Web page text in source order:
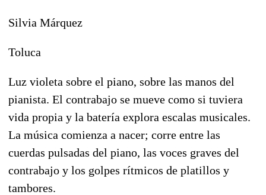
Silvia Márquez
Toluca
Luz violeta sobre el piano, sobre las manos del
pianista. El contrabajo se mueve como si tuviera
vida propia y la batería explora escalas musicales.
La música comienza a nacer; corre entre las
cuerdas pulsadas del piano, las voces graves del
contrabajo y los golpes rítmicos de platillos y
tambores.